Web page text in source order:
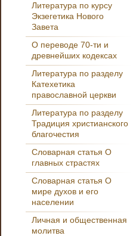
Литература по курсу
Экзегетика Нового
Завета
О переводе 70-ти и
древнейших кодексах
Литература по разделу
Катехетика
православной церкви
Литература по разделу
Традиция христианского
благочестия
Словарная статья О
главных страстях
Словарная статья О
мире духов и его
населении
Личная и общественная
молитва